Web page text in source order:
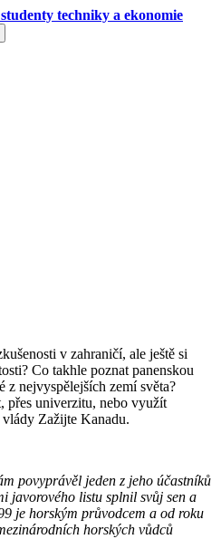
v zahraničí, ale ještě si
Co takhle poznat panenskou
nejvyspělejších zemí světa?
přes univerzitu, nebo využít
Zažijte Kanadu.
povyprávěl jeden z jeho účastníků
javorového listu splnil svůj sen a
je horským průvodcem a od roku
horských vůdců